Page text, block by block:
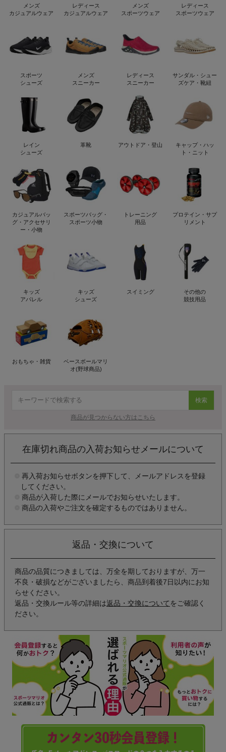
メンズ
カジュアルウェア
レディース
カジュアルウェア
メンズ
スポーツウェア
レディース
スポーツウェア
スポーツ
シューズ
メンズ
スニーカー
レディース
スニーカー
サンダル・シュー
ズケア・靴紐
レイン
シューズ
革靴 アウトドア・登山
キャップ・ハッ
ト・ニット
カジュアルバッ
グ・アクセサリ
ー・小物
スポーツバッグ・
スポーツ小物
トレーニング
用品
プロテイン・サプ
リメント
キッズ
アパレル
キッズ
シューズ
スイミング
その他の
競技用品
おもちゃ・雑貨
ベースボールマリ
オ(野球商品)
検索
商品が見つからない方はこちら
在庫切れ商品の入荷お知らせメールについて
再入荷お知らせボタンを押下して、メールアドレスを登録
してください。
商品が入荷した際にメールでお知らせいたします。
商品の入荷やご注文を確定するものではありません。
返品・交換について
商品の品質につきましては、万全を期しておりますが、万一
不良・破損などがございましたら、商品到着後7日以内にお知
らせください。
返品・交換ルール等の詳細は返品・交換について をご確認く
ださい。